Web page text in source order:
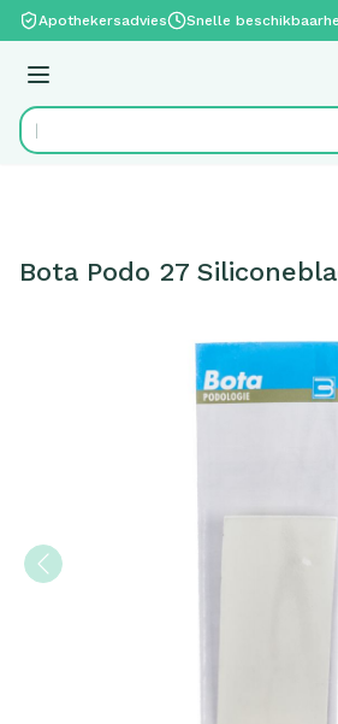
Ga naar de inhoud
Apothekersadvies Snelle
Menu
Product, merk, categorie...
Bota Podo 27